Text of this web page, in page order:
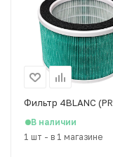
Фильтр 4BLANC
В наличии
1 шт - в 1 магазине